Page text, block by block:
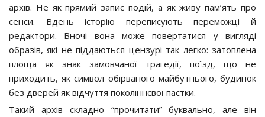
архів. Не як прямий запис подій, а як живу пам’ять про
сенси. Вдень історію переписують переможці й
редактори. Вночі вона може повертатися у вигляді
образів, які не піддаються цензурі так легко: затоплена
площа як знак замовчаної трагедії, поїзд, що не
приходить, як символ обірваного майбутнього, будинок
без дверей як відчуття поколіннєвої пастки.
Такий архів складно “прочитати” буквально, але він